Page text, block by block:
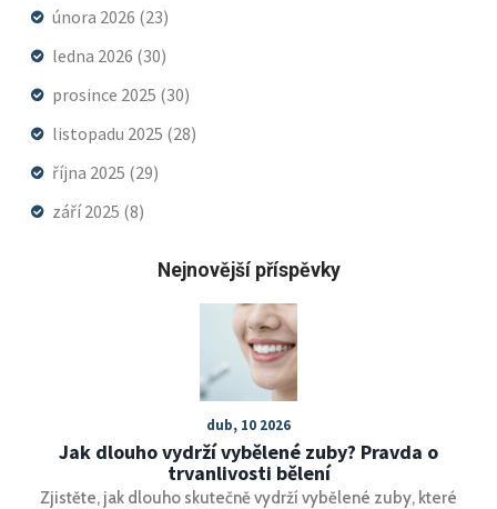
února 2026 (23)
ledna 2026 (30)
prosince 2025 (30)
listopadu 2025 (28)
října 2025 (29)
září 2025 (8)
Nejnovější příspěvky
dub, 10 2026
Jak dlouho vydrží vybělené zuby? Pravda o
trvanlivosti bělení
Zjistěte, jak dlouho skutečně vydrží vybělené zuby, které